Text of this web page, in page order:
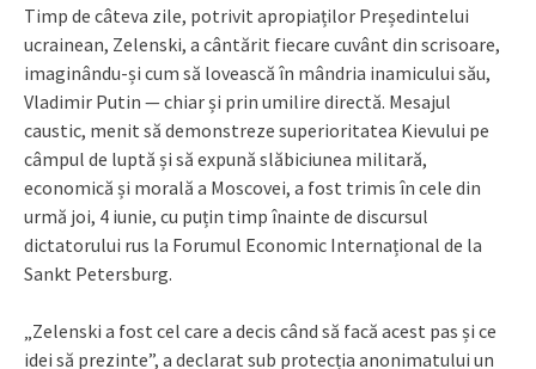
Timp de câteva zile, potrivit apropiaților Președintelui
ucrainean, Zelenski, a cântărit fiecare cuvânt din scrisoare,
imaginându-și cum să lovească în mândria inamicului său,
Vladimir Putin — chiar și prin umilire directă. Mesajul
caustic, menit să demonstreze superioritatea Kievului pe
câmpul de luptă și să expună slăbiciunea militară,
economică și morală a Moscovei, a fost trimis în cele din
urmă joi, 4 iunie, cu puțin timp înainte de discursul
dictatorului rus la Forumul Economic Internațional de la
Sankt Petersburg.
„Zelenski a fost cel care a decis când să facă acest pas și ce
idei să prezinte”, a declarat sub protecția anonimatului un